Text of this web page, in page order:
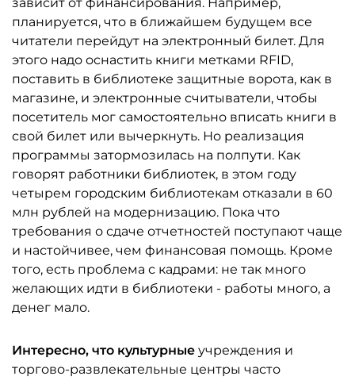
планируется, что в ближайшем будущем все
читатели перейдут на электронный билет. Для
этого надо оснастить книги метками RFID,
поставить в библиотеке защитные ворота, как в
магазине, и электронные считыватели, чтобы
посетитель мог самостоятельно вписать книги в
свой билет или вычеркнуть. Но реализация
программы затормозилась на полпути. Как
говорят работники библиотек, в этом году
четырем городским библиотекам отказали в 60
млн рублей на модернизацию. Пока что
требования о сдаче отчетностей поступают чаще
и настойчивее, чем финансовая помощь. Кроме
того, есть проблема с кадрами: не так много
желающих идти в библиотеки - работы много, а
денег мало.
Интересно, что культурные учреждения и
торгово-развлекательные центры часто